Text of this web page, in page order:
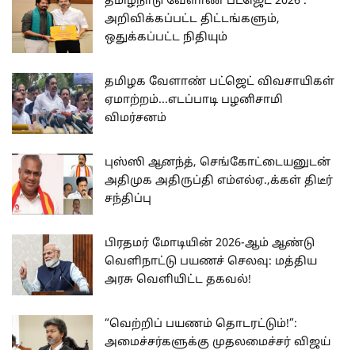
அறிவிக்கப்பட்ட திட்டங்களும்,
ஒதுக்கப்பட்ட நிதியும்
தமிழக வேளாண் பட்ஜெட் விவசாயிகள்
ஏமாற்றம்...எடப்பாடி பழனிசாமி
விமர்சனம்
புஸ்ஸி ஆனந்த், செங்கோட்டையனுடன்
அதிமுக அதிருப்தி எம்எல்ஏ.,க்கள் திடீர்
சந்திப்பு
பிரதமர் மோடியின் 2026-ஆம் ஆண்டு
வெளிநாட்டு பயணச் செலவு: மத்திய
அரசு வெளியிட்ட தகவல்!
“வெற்றிப் பயணம் தொடரட்டும்!”:
அமைச்சர்களுக்கு முதலமைச்சர் விஜய்